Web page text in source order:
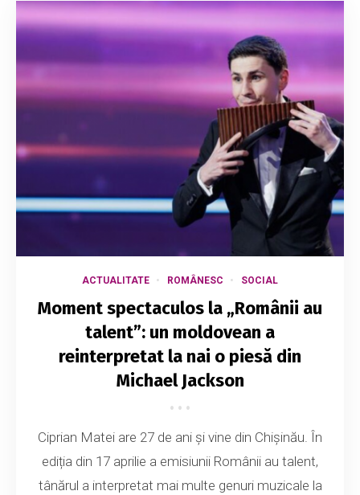
ACTUALITATE ROMÂNESC SOCIAL
Moment spectaculos la „Românii au
talent”: un moldovean a
reinterpretat la nai o piesă din
Michael Jackson
Ciprian Matei are 27 de ani și vine din Chișinău. În
ediția din 17 aprilie a emisiunii Românii au talent,
tânărul a interpretat mai multe genuri muzicale la